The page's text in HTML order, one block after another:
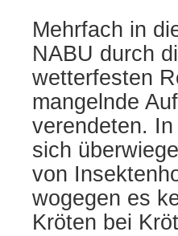
Mehrfach in
NABU durch
wetterfesten
mangelnde
verendeten.
sich
von
wogegen es
Kröten bei